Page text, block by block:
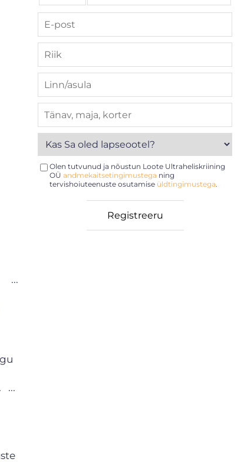
...
...
Olen tutvunud ja nõustun Loote Ultraheliskriining
OÜ andmekaitsetingimustega ning
tervishoiuteenuste osutamise üldtingimustega.